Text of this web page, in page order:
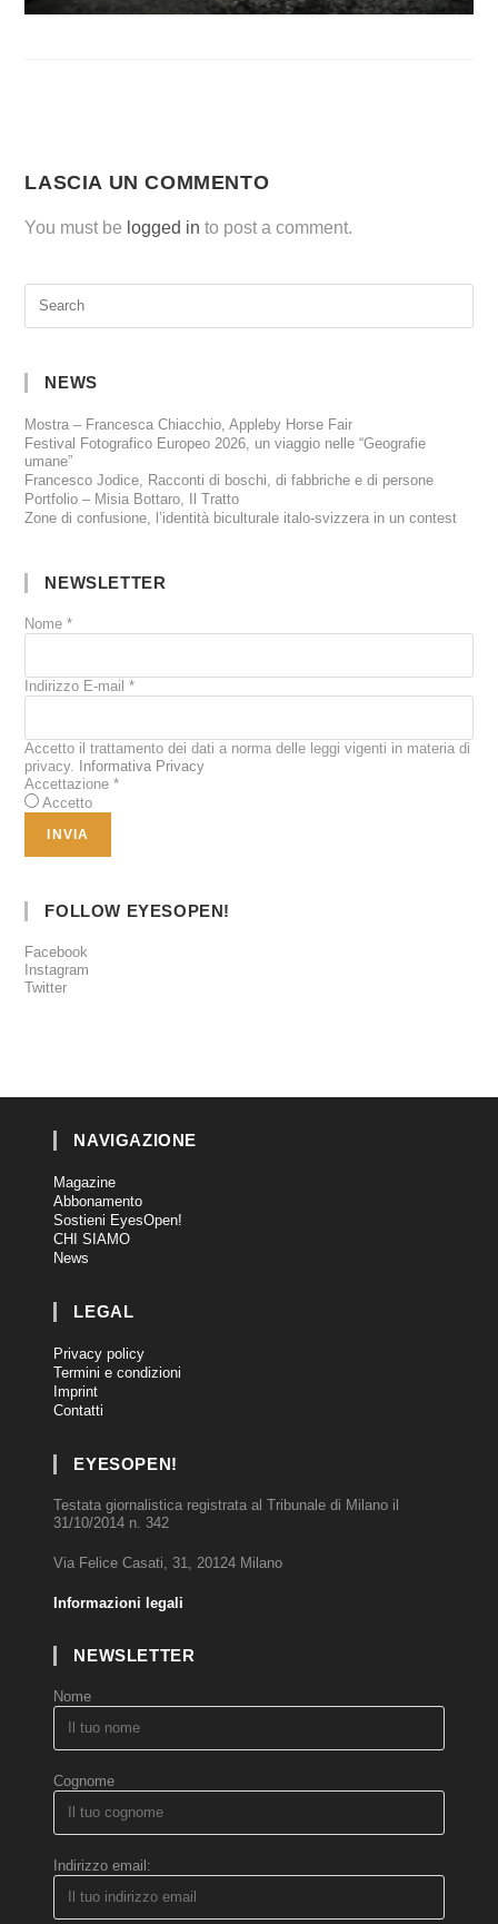
LASCIA UN COMMENTO
You must be logged in to post a comment.
NEWS
Mostra – Francesca Chiacchio, Appleby Horse Fair
Festival Fotografico Europeo 2026, un viaggio nelle “Geografie
umane”
Francesco Jodice, Racconti di boschi, di fabbriche e di persone
Portfolio – Misia Bottaro, Il Tratto
Zone di confusione, l’identità biculturale italo-svizzera in un contest
NEWSLETTER
Nome*
Indirizzo E-mail*
Accetto il trattamento dei dati a norma delle leggi vigenti in materia di
privacy. Informativa Privacy
Accettazione*
Accetto
FOLLOW EYESOPEN!
Facebook
Instagram
Twitter
NAVIGAZIONE
Magazine
Abbonamento
Sostieni EyesOpen!
CHI SIAMO
News
LEGAL
Privacy policy
Termini e condizioni
Imprint
Contatti
EYESOPEN!
Testata giornalistica registrata al Tribunale di Milano il
31/10/2014 n. 342
Via Felice Casati, 31, 20124 Milano
Informazioni legali
NEWSLETTER
Nome
Cognome
Indirizzo email: